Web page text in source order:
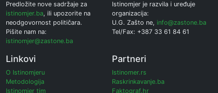
Predložite nove sadržaje za
istinomjer.ba, ili upozorite na
neodgovornost političara.
Pišite nam na:
istinomjer@zastone.ba
Istinomjer je razvila i uređuje
organizacija:
U.G. Zašto ne, info@zastone.ba
Tel/Fax: +387 33 61 84 61
Linkovi
O Istinomjeru
Metodologija
Istinomjer tim
Partneri
Istinomer.rs
Raskrinkavanje.ba
Faktograf.hr